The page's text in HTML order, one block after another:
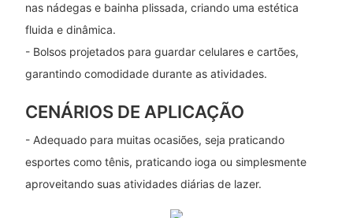
nas nádegas e bainha plissada, criando uma estética
fluida e dinâmica.
- Bolsos projetados para guardar celulares e cartões,
garantindo comodidade durante as atividades.
CENÁRIOS DE APLICAÇÃO
- Adequado para muitas ocasiões, seja praticando
esportes como tênis, praticando ioga ou simplesmente
aproveitando suas atividades diárias de lazer.